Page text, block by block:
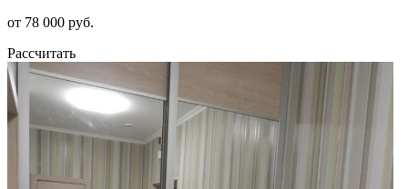
от 78 000 руб.
Рассчитать